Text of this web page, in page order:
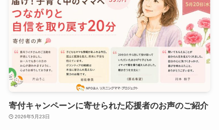
寄付キャンペーンに寄せられた応援者のお声のご紹介
2026年5月23日